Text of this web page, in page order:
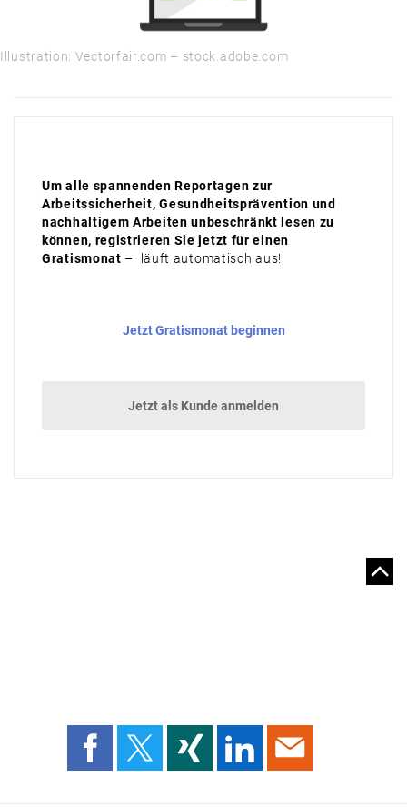
Illustration: Vectorfair.com – stock.adobe.com
Um alle spannenden Reportagen zur
Arbeitssicherheit, Gesundheitsprävention und
nachhaltigem Arbeiten unbeschränkt lesen zu
können, registrieren Sie jetzt für einen
Gratismonat – läuft automatisch aus!
Jetzt Gratismonat beginnen
Jetzt als Kunde anmelden